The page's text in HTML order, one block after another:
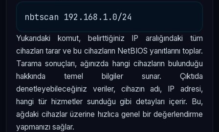
Yukarıdaki komut, belirttiğiniz IP aralığındaki tüm
cihazları tarar ve bu cihazların NetBIOS yanıtlarını toplar.
Tarama sonuçları, ağınızda hangi cihazların bulunduğu
hakkında temel bilgiler sunar. Çıktıda
denetleyebileceğiniz veriler, cihazın adı, IP adresi,
hangi tür hizmetler sunduğu gibi detayları içerir. Bu,
ağdaki cihazlar üzerine hızlıca genel bir değerlendirme
yapmanızı sağlar.